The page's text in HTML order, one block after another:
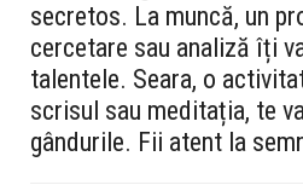
secretos. La muncă, un
cercetare sau analiză îți
talentele. Seara, o
scrisul sau meditația, te
gândurile. Fii atent la